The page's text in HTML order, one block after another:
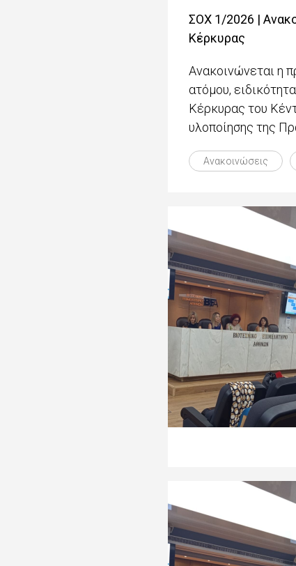
ΣΟΧ 1/2026 |
Κέρκυρας
Ανακοινώνεται η
ατόμου,
Κέρκυρας του
υλοποίησης της
Ανακοινώσεις